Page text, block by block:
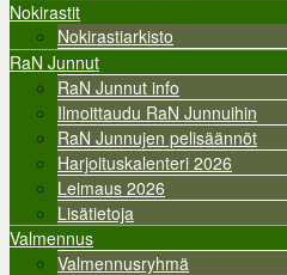
Nokirastit
Nokirastiarkisto
RaN Junnut
RaN Junnut info
Ilmoittaudu RaN Junnuihin
RaN Junnujen pelisäännöt
Harjoituskalenteri 2026
Leimaus 2026
Lisätietoja
Valmennus
Valmennusryhmä